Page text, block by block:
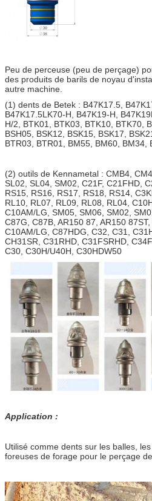
Peu de perceuse (peu de perçage)
des produits de barils de noyau
autre machine.
(1) dents de Betek : B47K17.5,
B47K17.5LK70-H, B47K19-H,
H/2, BTK01, BTK03, BTK10, BTK70,
BSH05, BSK12, BSK15, BSK17,
BTR03, BTR01, BM55, BM60, BM34,
(2) outils de Kennametal : CMB4,
SL02, SL04, SM02, C21F, C21FHD,
RS15, RS16, RS17, RS18, RS14,
RL10, RL07, RL09, RL08, RL04,
C10AM/LG, SM05, SM06, SM02,
C87G, C87B, AR150 87, AR150 87ST,
C10AM/LG, C87HDG, C32, C31,
CH31SR, C31RHD, C31FSRHD,
C30, C30H/U40H, C30HDW50
Application :
Utilisé comme dents sur les balles,
foreuses de forage pour le perçage